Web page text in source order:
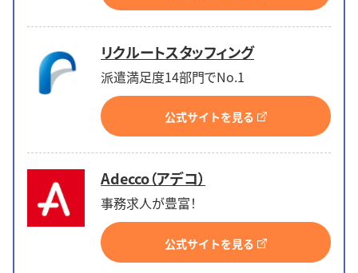
リクルートスタッフィング
派遣満足度14部門でNo.1
公式サイトを見る
Adecco（アデコ）
事務求人が豊富！
公式サイトを見る